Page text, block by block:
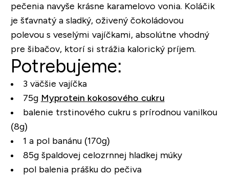
pečenia navyše krásne karamelovo vonia. Koláčik
je šťavnatý a sladký, oživený čokoládovou
polevou s veselými vajíčkami, absolútne vhodný
pre šibačov, ktorí si strážia kalorický príjem.
Potrebujeme:
3 väčšie vajíčka
75g Myprotein kokosového cukru
balenie trstinového cukru s prírodnou vanilkou
(8g)
1 a pol banánu (170g)
85g špaldovej celozrnnej hladkej múky
pol balenia prášku do pečiva